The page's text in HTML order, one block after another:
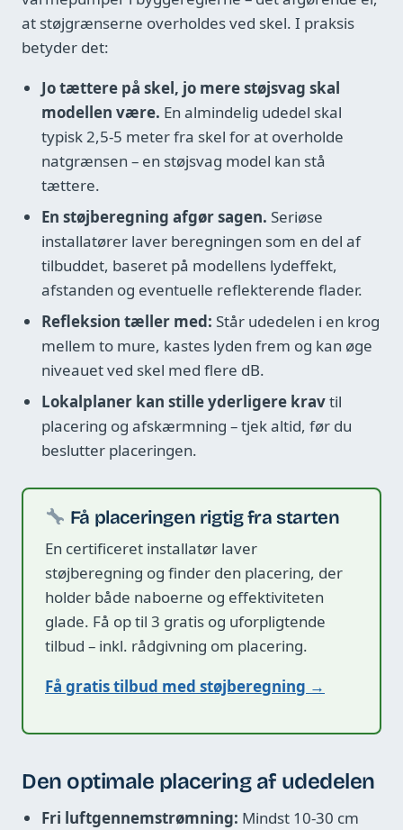
at støjgrænserne overholdes ved skel. I praksis
betyder det:
Jo tættere på skel, jo mere støjsvag skal
modellen være. En almindelig udedel skal
typisk 2,5-5 meter fra skel for at overholde
natgrænsen – en støjsvag model kan stå
tættere.
En støjberegning afgør sagen. Seriøse
installatører laver beregningen som en del af
tilbuddet, baseret på modellens lydeffekt,
afstanden og eventuelle reflekterende flader.
Refleksion tæller med: Står udedelen i en krog
mellem to mure, kastes lyden frem og kan øge
niveauet ved skel med flere dB.
Lokalplaner kan stille yderligere kravtil
placering og afskærmning – tjek altid, før du
beslutter placeringen.
Få placeringen rigtig fra starten
En certificeret installatør laver
støjberegning og finder den placering, der
holder både naboerne og effektiviteten
glade. Få op til 3 gratis og uforpligtende
tilbud – inkl. rådgivning om placering.
Få gratis tilbud med støjberegning →
Den optimale placering af udedelen
Fri luftgennemstrømning: Mindst 10-30 cm